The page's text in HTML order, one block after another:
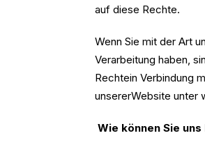
auf diese Rechte.
Wenn Sie mit der Art
Verarbeitung haben,
Rechtein Verbindung
unsererWebsite unter
Wie können Sie